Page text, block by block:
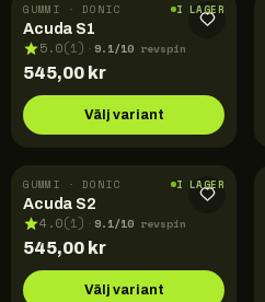
GUMMI · DONIC I LAGER
Acuda S1
5.0(1) · 9.1/10 revspin
545,00 kr
Välj variant
GUMMI · DONIC I LAGER
Acuda S2
4.0(1) · 9.1/10 revspin
545,00 kr
Välj variant